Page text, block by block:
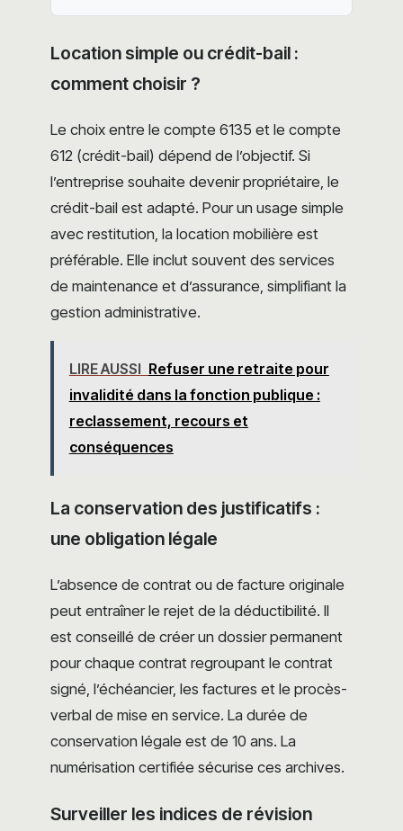
Location simple ou crédit-bail :
comment choisir ?
Le choix entre le compte 6135 et le compte
612 (crédit-bail) dépend de l’objectif. Si
l’entreprise souhaite devenir propriétaire, le
crédit-bail est adapté. Pour un usage simple
avec restitution, la location mobilière est
préférable. Elle inclut souvent des services
de maintenance et d’assurance, simplifiant la
gestion administrative.
LIRE AUSSI Refuser une retraite pour
invalidité dans la fonction publique :
reclassement, recours et
conséquences
La conservation des justificatifs :
une obligation légale
L’absence de contrat ou de facture originale
peut entraîner le rejet de la déductibilité. Il
est conseillé de créer un dossier permanent
pour chaque contrat regroupant le contrat
signé, l’échéancier, les factures et le procès-
verbal de mise en service. La durée de
conservation légale est de 10 ans. La
numérisation certifiée sécurise ces archives.
Surveiller les indices de révision